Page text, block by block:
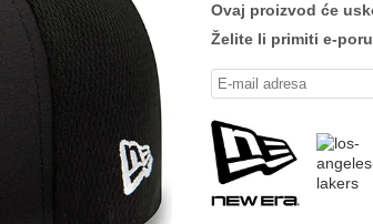
Ovaj proizvod će
Želite li primiti e-